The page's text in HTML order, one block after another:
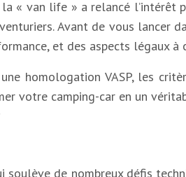
« van life » a relancé
Avant de vous lancer
et des aspects légaux à
homologation VASP, les
votre camping-car en un
de nombreux défis